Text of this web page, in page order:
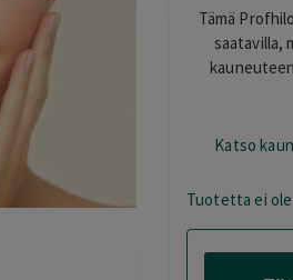
Tämä
saatavilla,
Katso
Tuotetta ei